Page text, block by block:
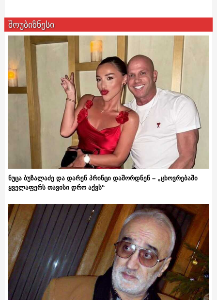
შოუბიზნესი
ნუცა ბუზალაძე და დარენ პრინცი დაშორდნენ – „ცხოვრებაში
ყველაფერს თავისი დრო აქვს“